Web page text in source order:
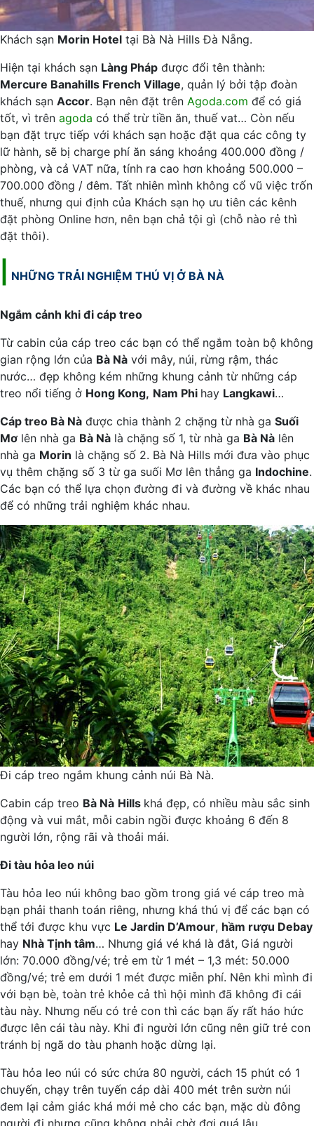
Khách sạn Morin Hotel tại Bà Nà Hills Đà Nẵng.
Hiện tại khách sạn Làng Pháp được đổi tên thành:
Mercure Banahills French Village, quản lý bởi tập đoàn
khách sạn Accor. Bạn nên đặt trên Agoda.com để có giá
tốt, vì trên agoda có thể trừ tiền ăn, thuế vat… Còn nếu
bạn đặt trực tiếp với khách sạn hoặc đặt qua các công ty
lữ hành, sẽ bị charge phí ăn sáng khoảng 400.000 đồng /
phòng, và cả VAT nữa, tính ra cao hơn khoảng 500.000 –
700.000 đồng / đêm. Tất nhiên mình không cổ vũ việc trốn
thuế, nhưng qui định của Khách sạn họ ưu tiên các kênh
đặt phòng Online hơn, nên bạn chả tội gì (chỗ nào rẻ thì
đặt thôi).
NHỮNG TRẢI NGHIỆM THÚ VỊ Ở BÀ NÀ
Ngắm cảnh khi đi cáp treo
Từ cabin của cáp treo các bạn có thể ngắm toàn bộ không
gian rộng lớn của Bà Nà với mây, núi, rừng rậm, thác
nước… đẹp không kém những khung cảnh từ những cáp
treo nổi tiếng ở Hong Kong, Nam Phi hay Langkawi…
Cáp treo Bà Nà được chia thành 2 chặng từ nhà ga Suối
Mơ lên nhà ga Bà Nà là chặng số 1, từ nhà ga Bà Nà lên
nhà ga Morin là chặng số 2. Bà Nà Hills mới đưa vào phục
vụ thêm chặng số 3 từ ga suối Mơ lên thẳng ga Indochine.
Các bạn có thể lựa chọn đường đi và đường về khác nhau
để có những trải nghiệm khác nhau.
Đi cáp treo ngắm khung cảnh núi Bà Nà.
Cabin cáp treo Bà Nà Hills khá đẹp, có nhiều màu sắc sinh
động và vui mắt, mỗi cabin ngồi được khoảng 6 đến 8
người lớn, rộng rãi và thoải mái.
Đi tàu hỏa leo núi
Tàu hỏa leo núi không bao gồm trong giá vé cáp treo mà
bạn phải thanh toán riêng, nhưng khá thú vị để các bạn có
thể tới được khu vực Le Jardin D’Amour, hầm rượu Debay
hay Nhà Tịnh tâm… Nhưng giá vé khá là đắt, Giá người
lớn: 70.000 đồng/vé; trẻ em từ 1 mét – 1,3 mét: 50.000
đồng/vé; trẻ em dưới 1 mét được miễn phí. Nên khi mình đi
với bạn bè, toàn trẻ khỏe cả thì hội mình đã không đi cái
tàu này. Nhưng nếu có trẻ con thì các bạn ấy rất háo hức
được lên cái tàu này. Khi đi người lớn cũng nên giữ trẻ con
tránh bị ngã do tàu phanh hoặc dừng lại.
Tàu hỏa leo núi có sức chứa 80 người, cách 15 phút có 1
chuyến, chạy trên tuyến cáp dài 400 mét trên sườn núi
đem lại cảm giác khá mới mẻ cho các bạn, mặc dù đông
người đi nhưng cũng không phải chờ đợi quá lâu.